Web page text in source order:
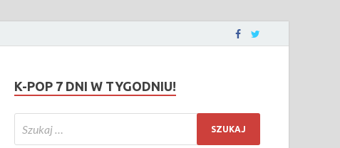
K-POP 7 DNI W TYGODNIU!